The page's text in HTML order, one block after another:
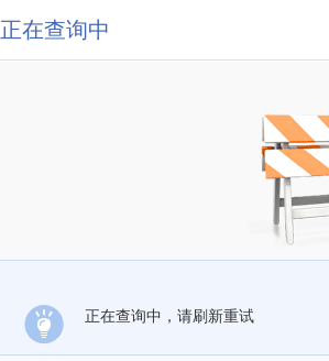
正在查询中
正在查询中，请刷新重试